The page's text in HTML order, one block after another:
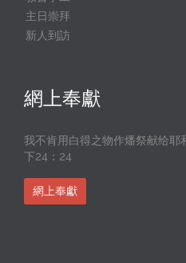
主日崇拜
新人到訪
網上奉獻
我不肯用白得之物作燔祭献给
下24：24
網上奉獻